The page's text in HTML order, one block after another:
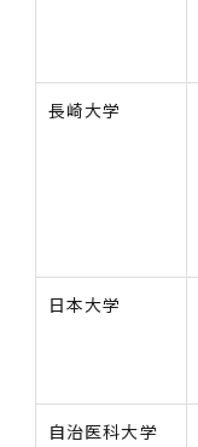
長崎大学
日本大学
自治医科大学